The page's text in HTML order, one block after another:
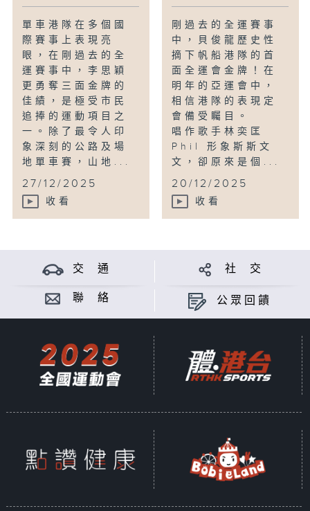
單車港隊在多個國
際賽事上表現亮
眼，在剛過去的全
運賽事中，李思穎
更勇奪三面金牌的
佳績，是極受市民
追捧的運動項目之
一。除了最令人印
象深刻的公路及場
地單車賽，山地...
27/12/2025
收看
剛過去的全運賽事
中，貝俊龍歷史性
摘下帆船港隊的首
面全運會金牌！在
明年的亞運會中，
相信港隊的表現定
會備受矚目。
唱作歌手林奕匡
Phil 形象斯斯文
文，卻原來是個...
20/12/2025
收看
交 通 社 交
聯 絡 公眾回饋